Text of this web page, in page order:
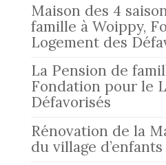
Maison des 4
famille à Woippy,
Logement des
La Pension de
Fondation pour le
Défavorisés
Rénovation de la
du village